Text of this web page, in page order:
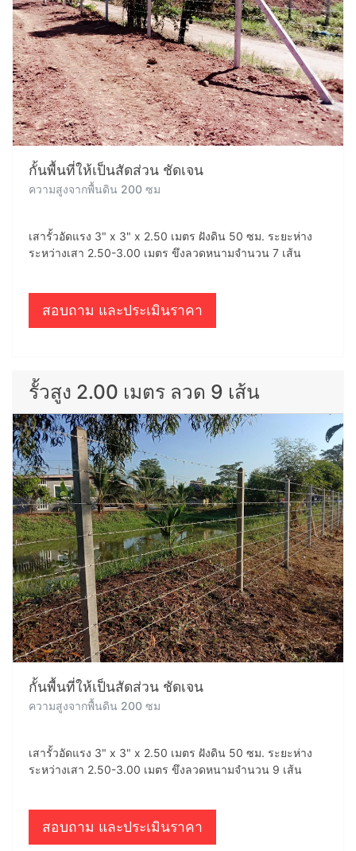
กั้นพื้นที่ให้เป็นสัดส่วน ชัดเจน
ความสูงจากพื้นดิน 200 ซม
เสารั้วอัดแรง 3" x 3" x 2.50 เมตร ฝังดิน 50 ซม. ระยะห่าง
ระหว่างเสา 2.50-3.00 เมตร ขึงลวดหนามจำนวน 7 เส้น
สอบถาม และประเมินราคา
รั้วสูง 2.00 เมตร ลวด 9 เส้น
กั้นพื้นที่ให้เป็นสัดส่วน ชัดเจน
ความสูงจากพื้นดิน 200 ซม
เสารั้วอัดแรง 3" x 3" x 2.50 เมตร ฝังดิน 50 ซม. ระยะห่าง
ระหว่างเสา 2.50-3.00 เมตร ขึงลวดหนามจำนวน 9 เส้น
สอบถาม และประเมินราคา